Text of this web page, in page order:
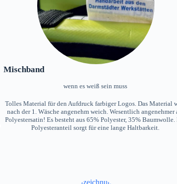
Mischband
wenn es weiß sein muss
Tolles Material für den Aufdruck farbiger Logos. Das Material
nach der 1. Wäsche angenehm weich. Wesentlich angenehmer
Polyestersatin! Es besteht aus 65% Polyester, 35% Baumwolle.
Polyesteranteil sorgt für eine lange Haltbarkeit.